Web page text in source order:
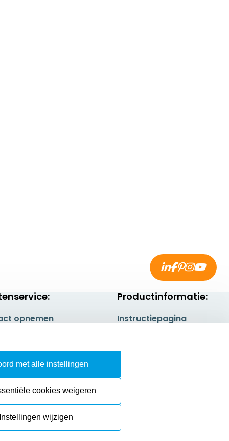
opnemen
Productinformatie:
Instructiepagina
Safety Sheets
Sitemap
met alle instellingen
cookies weigeren
wijzigen